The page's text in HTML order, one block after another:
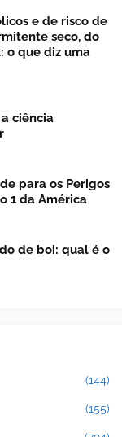
e de risco de
seco, do
o que diz uma
ciência
para os Perigos
1 da América
de boi: qual é o
(144)
(155)